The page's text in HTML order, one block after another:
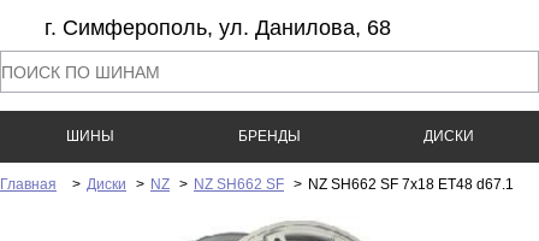
г. Симферополь, ул. Данилова, 68
ШИНЫ БРЕНДЫ ДИСКИ
Главная > Диски > NZ > NZ SH662 SF > NZ SH662 SF 7x18 ET48 d67.1